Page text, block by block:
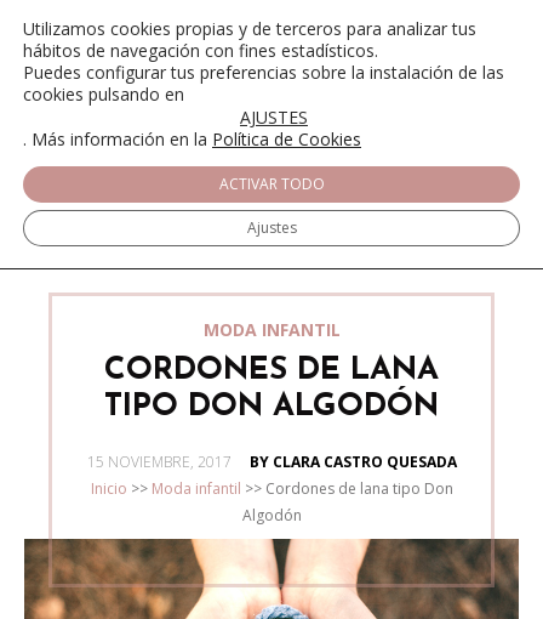
MODA INFANTIL
CORDONES DE LANA
TIPO DON ALGODÓN
POSTED
15 NOVIEMBRE, 2017
BY CLARA CASTRO QUESADA
Inicio >> Moda infantil >> Cordones de lana tipo Don
Algodón
Utilizamos cookies propias y de terceros para analizar tus
hábitos de navegación con fines estadísticos.
Puedes configurar tus preferencias sobre la instalación de las
cookies pulsando en
AJUSTES
. Más información en la Política de Cookies
ACTIVAR TODO
Ajustes